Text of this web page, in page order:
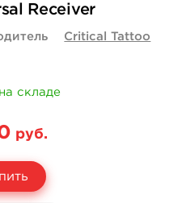
Receiver
Critical Tattoo
складе
руб.